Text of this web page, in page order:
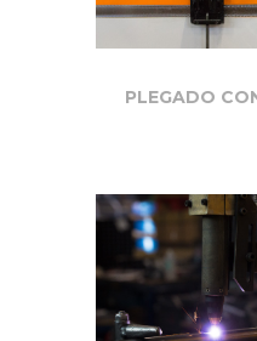
PLEGADO